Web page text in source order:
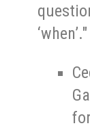
‘when’."